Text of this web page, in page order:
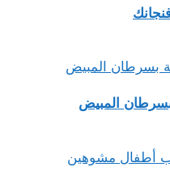
بسرطان المبيض